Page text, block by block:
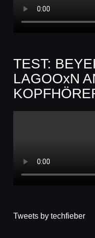
TEST:
LAGOOxN
Tweets by techfieber